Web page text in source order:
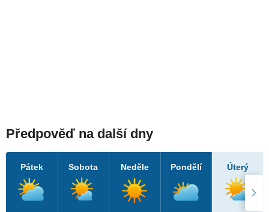
Předpověď na další dny
Pátek Sobota Neděle Pondělí Úterý